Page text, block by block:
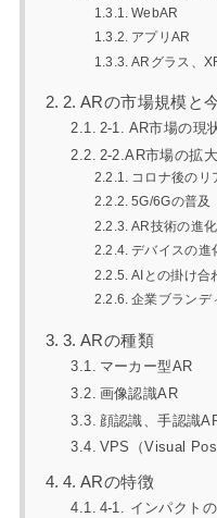
WebAR
アプリAR
ARグラス、
2. ARの市場規模と
2-1. AR市場の現
2-2.AR市場の拡
コロナ後のリ
5G/6Gの普及
AR技術の進化
デバイスの進
AIとの掛け合
企業ブランデ
3. ARの種類
マーカー型AR
画像認識AR
顔認識、手認識
VPS（Visual
4. ARの特徴
4-1. インパクト